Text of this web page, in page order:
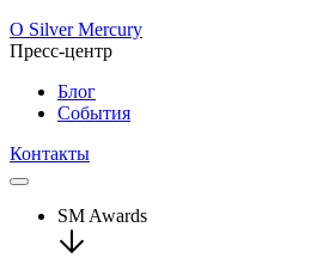
О Silver Mercury
Пресс-центр
Блог
События
Контакты
SM Awards